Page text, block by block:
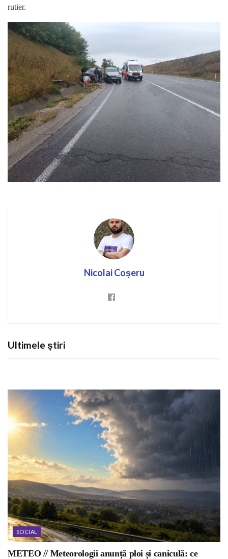
rutier.
Nicolai Coșeru
Ultimele știri
SOCIAL
METEO // Meteorologii anunță ploi și caniculă: ce